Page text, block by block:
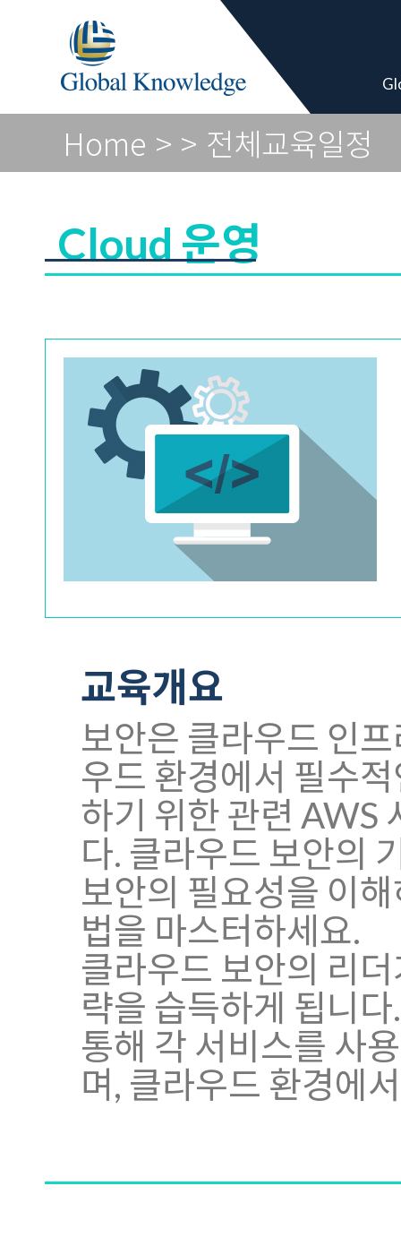
Academy
Home > > 전체교육일정
Cloud 운영
교육개요
보안은 클라우드 인
우드 환경에서 필수
하기 위한 관련 AWS
다. 클라우드 보안의
보안의 필요성을 이
법을 마스터하세요.
클라우드 보안의 리
략을 습득하게 됩니
통해 각 서비스를 사
며, 클라우드 환경에